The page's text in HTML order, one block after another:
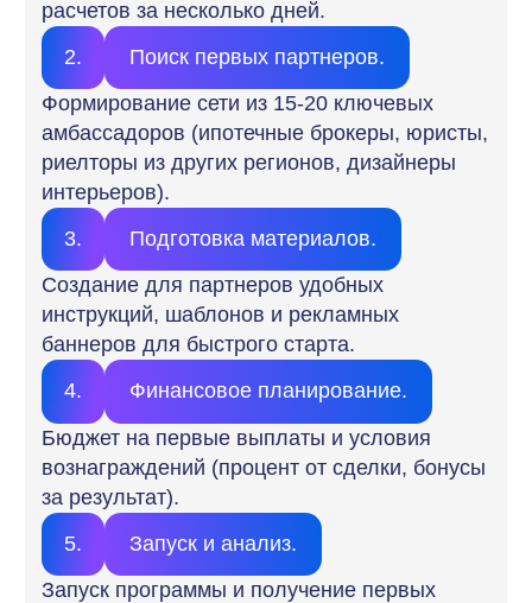
канал трафика в виде партнёрского
маркетинга.
3. Автоматизируйте рутину. Доверьте
техническую сторону (учёт клиентов,
выплаты, личные кабинеты)
Бизнес. Это исключит споры
с партнёрами и сохранит их доверие
за счёт прозрачности.
4. Сфокусируйтесь на сделках
и продажах.Позвольте технологиям
работать на вас, а сами сосредоточьтесь
на главном — проведении сделок
и качестве сервиса для клиентов.